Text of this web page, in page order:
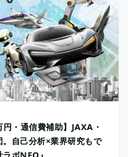
・通信費補助】JAXA・
。自己分析×業界研究もで